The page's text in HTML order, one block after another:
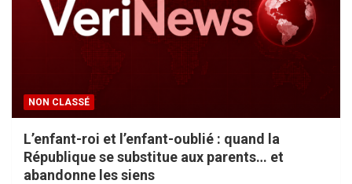
NON CLASSÉ
L’enfant-roi et l’enfant-oublié : quand la
République se substitue aux parents… et
abandonne les siens